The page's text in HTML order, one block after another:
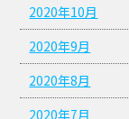
2020年10月
2020年9月
2020年8月
2020年7月